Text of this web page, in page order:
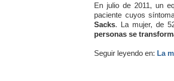
En julio de 2011, un
paciente cuyos
Sacks. La mujer, de
personas se
Seguir leyendo en: La